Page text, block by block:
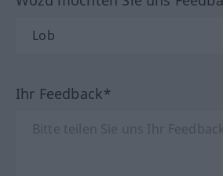
Ihr Feedback*